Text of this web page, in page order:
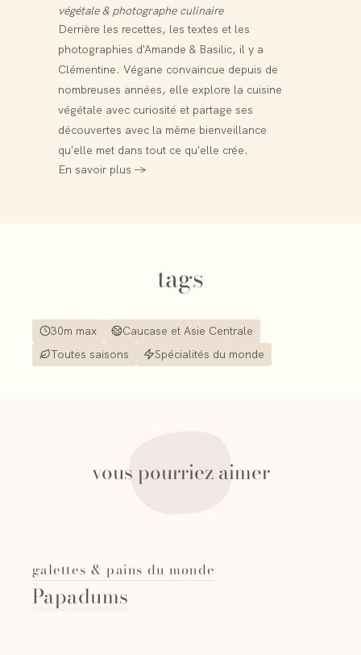
végétale & photographe culinaire
Derrière les recettes, les textes et les
photographies d'Amande & Basilic, il y a
Clémentine. Végane convaincue depuis de
nombreuses années, elle explore la cuisine
végétale avec curiosité et partage ses
découvertes avec la même bienveillance
qu'elle met dans tout ce qu'elle crée.
En savoir plus →
tags
30m max
Caucase et Asie Centrale
Toutes saisons
Spécialités du monde
vous pourriez aimer
galettes & pains du monde
Papadums